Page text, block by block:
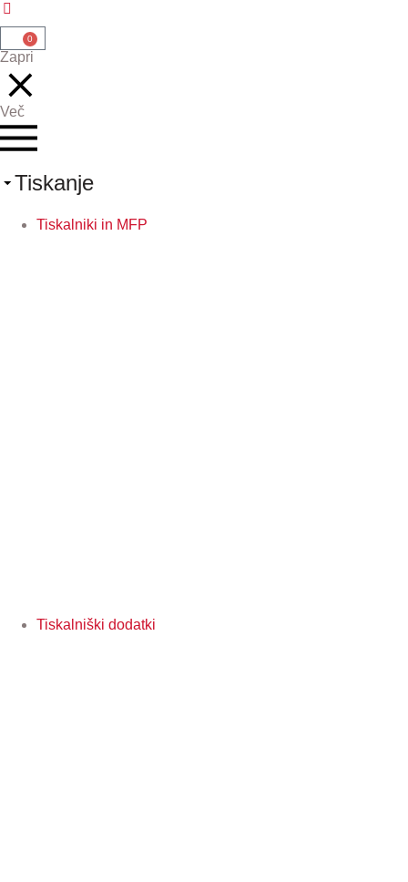
0
Zapri
Več
Tiskanje
Tiskalniki in MFP
Tiskalniški dodatki